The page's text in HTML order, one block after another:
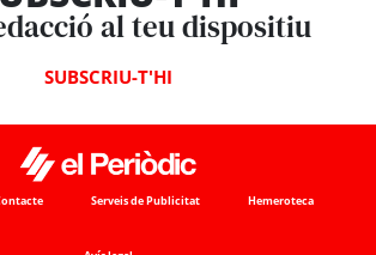
al teu dispositiu
SUBSCRIU-T'HI
Serveis de Publicitat Hemeroteca